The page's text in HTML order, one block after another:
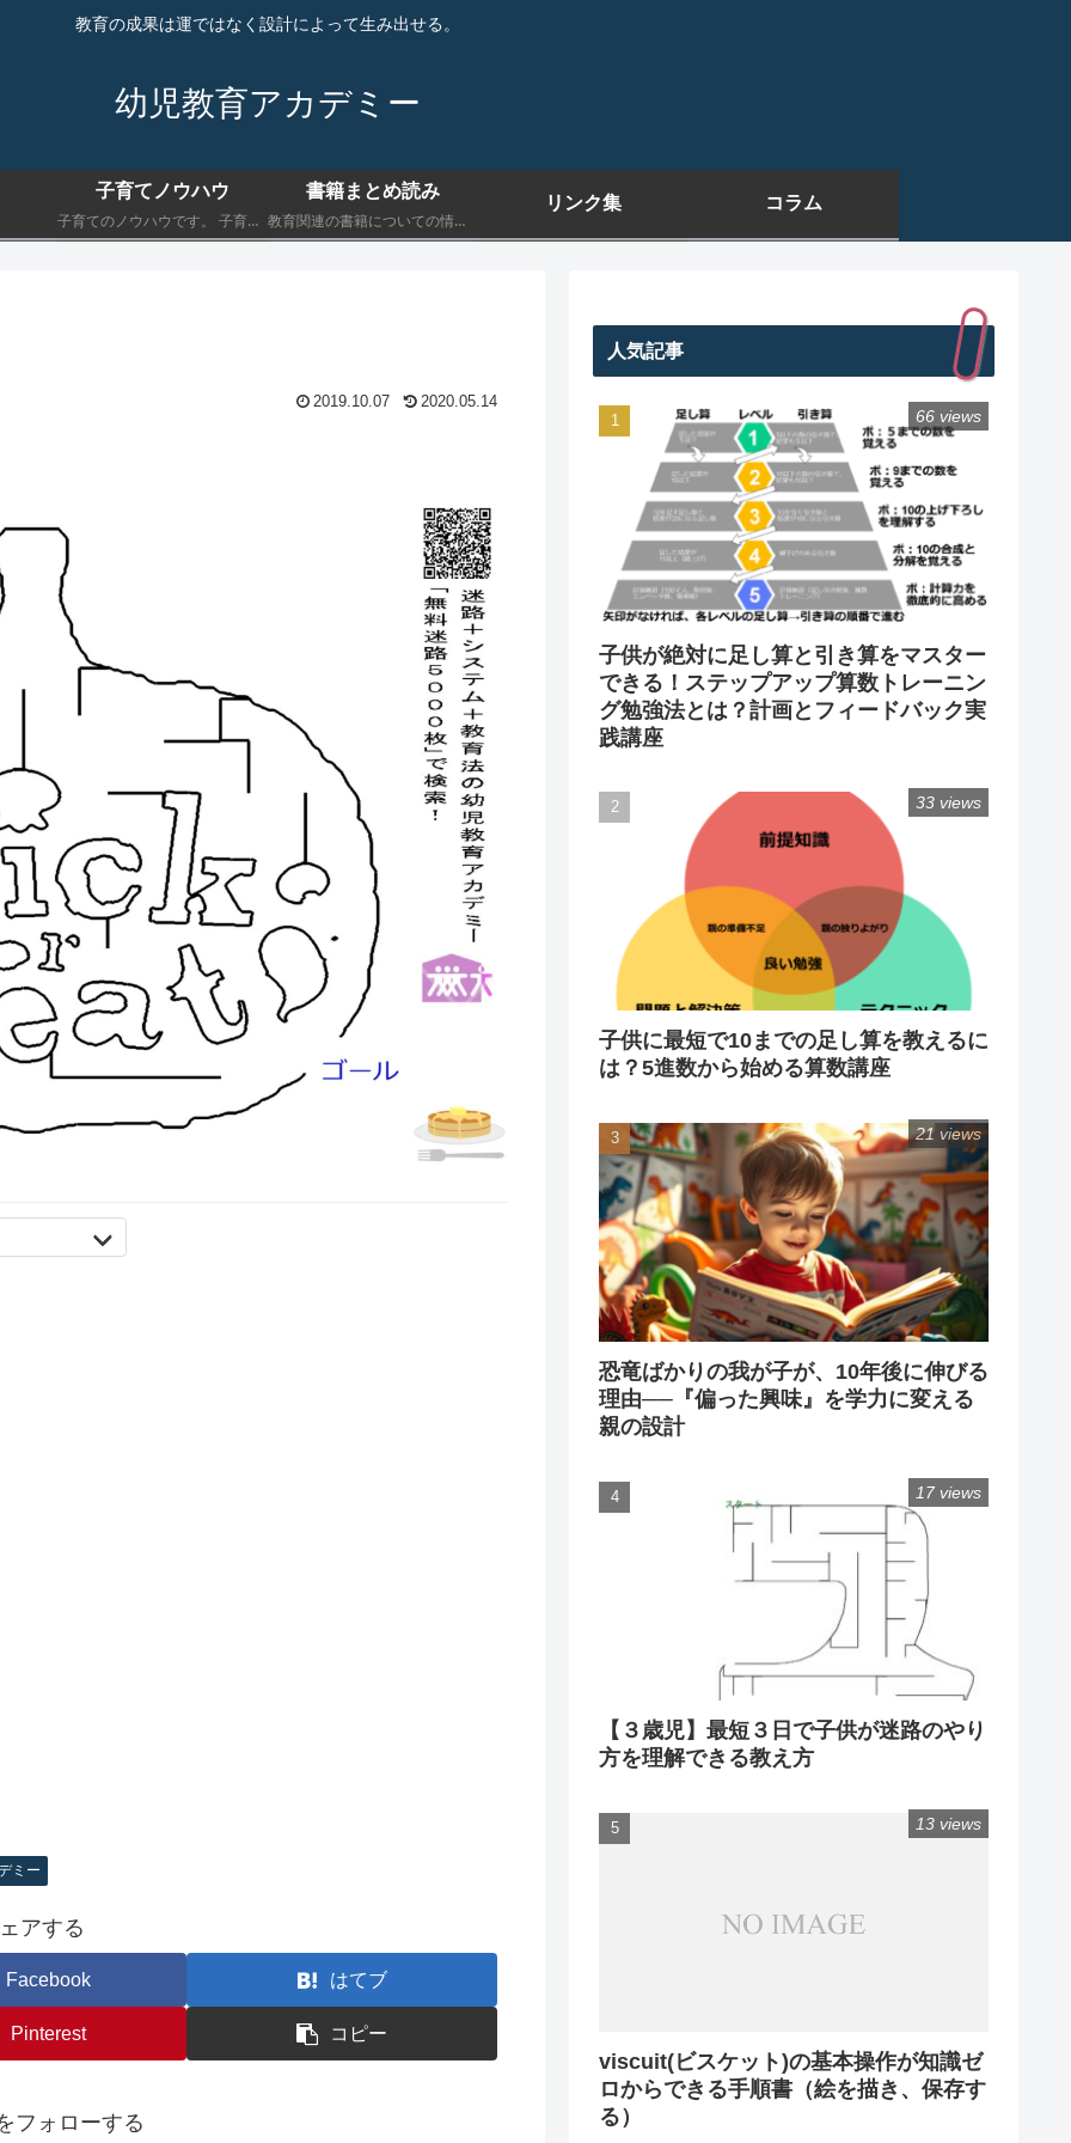
教育の成果は運ではなく設計によって生み出せる。
幼児教育アカデミー
子育てノウハウ
子育てのノウハウです。 子育てにおいて最低限知っておくべきことを書きます。
書籍まとめ読み
教育関連の書籍についての情報です。 子育てにおいて最低限知っておくべきことを書きます。
リンク集 コラム
2019.10.07 2020.05.14
ミー
アする
Facebook はてブ
Pinterest コピー
フォローする
人気記事
子供が絶対に足し算と引き算をマスター
できる！ステップアップ算数トレーニン
グ勉強法とは？計画とフィードバック実
践講座
66 views
子供に最短で10までの足し算を教えるに
は？5進数から始める算数講座
33 views
恐竜ばかりの我が子が、10年後に伸びる
理由──『偏った興味』を学力に変える
親の設計
21 views
【３歳児】最短３日で子供が迷路のやり
方を理解できる教え方
17 views
viscuit(ビスケット)の基本操作が知識ゼ
ロからできる手順書（絵を描き、保存す
る）
13 views